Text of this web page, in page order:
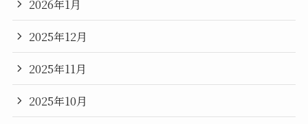
2026年1月
2025年12月
2025年11月
2025年10月